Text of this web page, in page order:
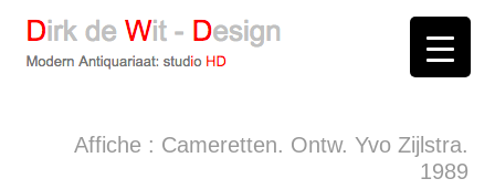
Dirk de Wit - Design
Modern Antiquariaat: studio HD
Affiche : Cameretten. Ontw. Yvo Zijlstra.
1989